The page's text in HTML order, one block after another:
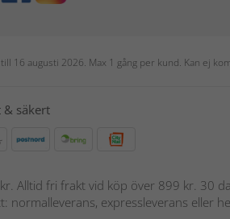
16 augusti 2026. Max 1 gång per kund. Kan ej
& säkert
Alltid fri frakt vid köp över 899 kr. 30
expressleverans eller